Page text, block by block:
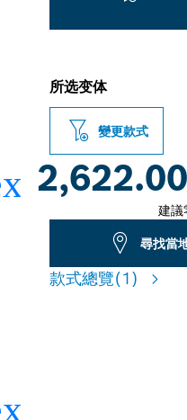
所选变体
變更款式
建議
尋找當
款式總覽(1)